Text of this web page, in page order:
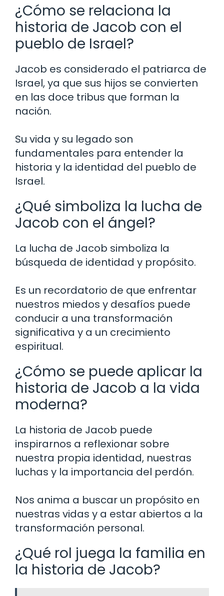
¿Cómo se relaciona la
historia de Jacob con el
pueblo de Israel?
Jacob es considerado el patriarca de
Israel, ya que sus hijos se convierten
en las doce tribus que forman la
nación.
Su vida y su legado son
fundamentales para entender la
historia y la identidad del pueblo de
Israel.
¿Qué simboliza la lucha de
Jacob con el ángel?
La lucha de Jacob simboliza la
búsqueda de identidad y propósito.
Es un recordatorio de que enfrentar
nuestros miedos y desafíos puede
conducir a una transformación
significativa y a un crecimiento
espiritual.
¿Cómo se puede aplicar la
historia de Jacob a la vida
moderna?
La historia de Jacob puede
inspirarnos a reflexionar sobre
nuestra propia identidad, nuestras
luchas y la importancia del perdón.
Nos anima a buscar un propósito en
nuestras vidas y a estar abiertos a la
transformación personal.
¿Qué rol juega la familia en
la historia de Jacob?